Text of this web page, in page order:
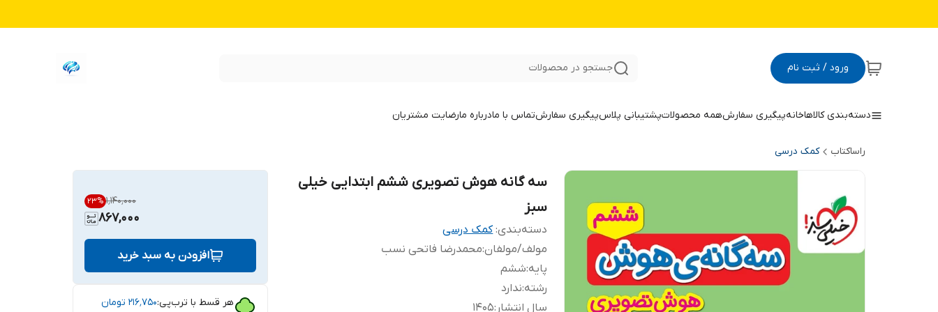
ورود / ثبت نام جستجو در محصولات
دسته‌بندی کالاهاخانهپیگیری سفارشهمه محصولاتپشتیبانی پلاسپیگیری سفارشتماس با مادرباره مارضایت مشتریان
راساکتاب کمک درسی
سه گانه هوش تصویری ششم ابتدایی خیلی
سبز
دسته‌بندی:کمک درسی
مولف/مولفان:محمدرضا فاتحی نسب
پایه:ششم
رشته:ندارد
سال انتشار :
1405
۱٬۱۴۰٬۰۰۰ 23%
867,000
افزودن به سبد خرید
هر قسط با ترب‌پی:۲۱۶٬۷۵۰ تومان